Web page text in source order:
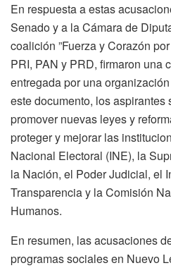
En respuesta a estas
Senado y a la Cámara de
coalición ”Fuerza y Corazón
PRI, PAN y PRD, firmaron una
entregada por una
este documento, los aspirantes
promover nuevas leyes y
proteger y mejorar las
Nacional Electoral (INE), la
la Nación, el Poder Judicial, el
Transparencia y la Comisión
Humanos.
En resumen, las acusaciones
programas sociales en Nuevo